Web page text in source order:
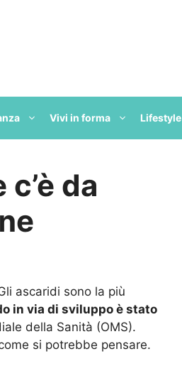
Vivi in forma Lifestyle
da
ascaridi sono la più
in via di sviluppo è stato
della Sanità (OMS).
si potrebbe pensare.